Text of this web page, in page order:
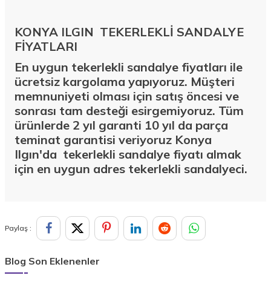
KONYA ILGIN TEKERLEKLİ SANDALYE
FİYATLARI
En uygun tekerlekli sandalye fiyatları ile
ücretsiz kargolama yapıyoruz. Müşteri
memnuniyeti olması için satış öncesi ve
sonrası tam desteği esirgemiyoruz. Tüm
ürünlerde 2 yıl garanti 10 yıl da parça
teminat garantisi veriyoruz Konya
Ilgın'da tekerlekli sandalye fiyatı almak
için en uygun adres tekerlekli sandalyeci.
Paylaş :
Blog Son Eklenenler